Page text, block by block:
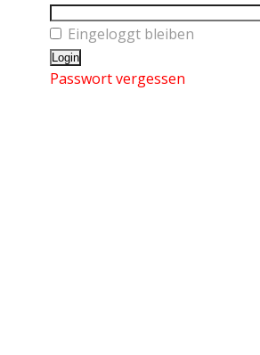
Eingeloggt bleiben
Passwort vergessen